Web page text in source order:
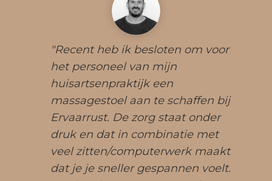
"Recent heb ik besloten om voor
het personeel van mijn
huisartsenpraktijk een
massagestoel aan te schaffen bij
Ervaarrust. De zorg staat onder
druk en dat in combinatie met
veel zitten/computerwerk maakt
dat je je sneller gespannen voelt.